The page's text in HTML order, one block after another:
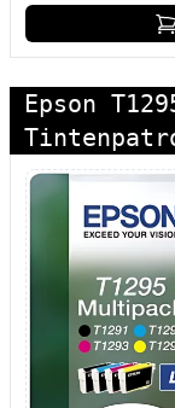
Epson